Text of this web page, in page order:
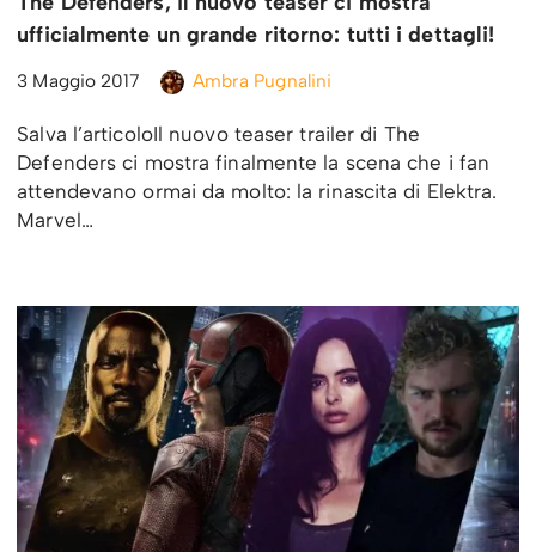
ufficialmente un grande ritorno: tutti i dettagli!
3 Maggio 2017 Ambra Pugnalini
Salva l’articoloIl nuovo teaser trailer di The
Defenders ci mostra finalmente la scena che i fan
attendevano ormai da molto: la rinascita di Elektra.
Marvel…